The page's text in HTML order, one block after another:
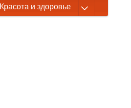
Красота и здоровье